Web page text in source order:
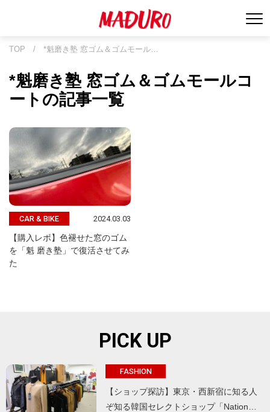
TOP / *魁磨き塾 窓ゴム＆ゴムモール…
*魁磨き塾 窓ゴム＆ゴムモールコ
ートの記事一覧
CAR & BIKE 2024.03.03
【購入レポ】色褪せた窓のゴム
を「魁 磨き塾」で復活させてみ
た
PICK UP
FASHION
【ショップ探訪】東京・西新宿に知る人
ぞ知る韓国セレクトショップ「Nation…